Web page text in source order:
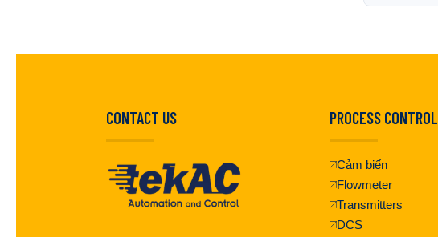
CONTACT US PROCESS CONTROL
Cảm biến
Flowmeter
Transmitters
DCS